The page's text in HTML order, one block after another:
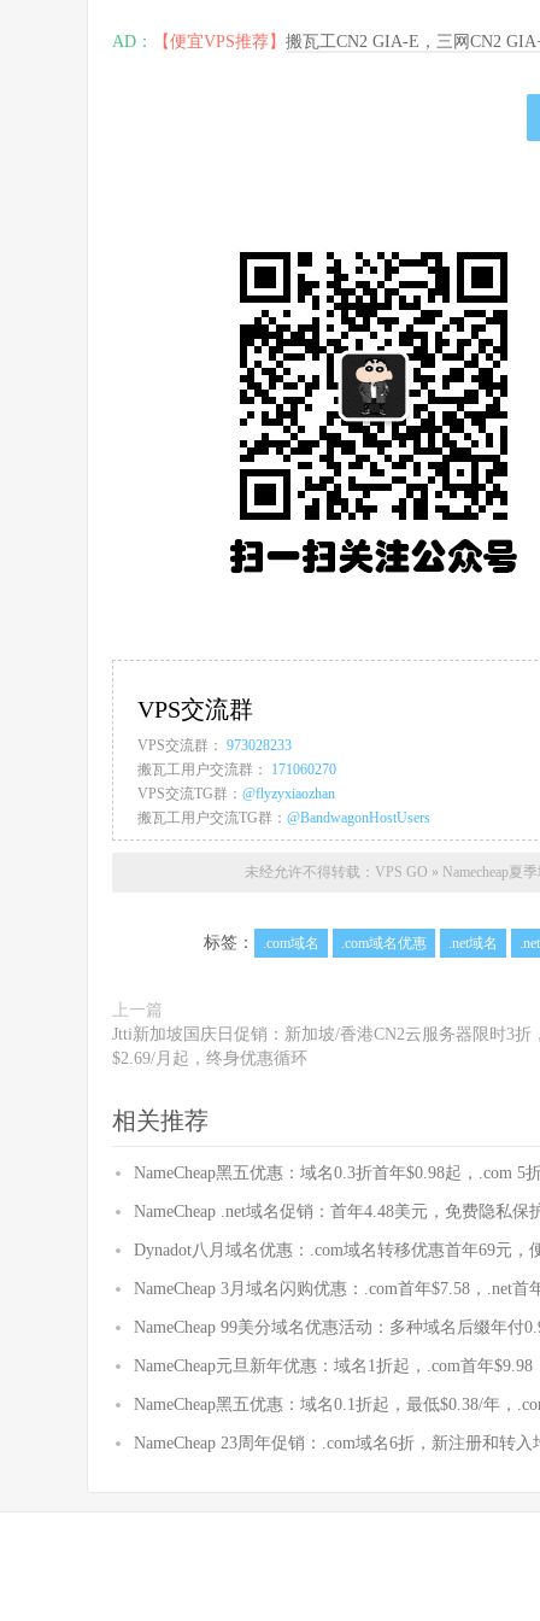
AD： 【便宜VPS推荐】 搬瓦工CN2 GIA-E，三网CN2
VPS交流群
VPS交流群： 973028233
搬瓦工用户交流群： 171060270
VPS交流TG群： @flyzyxiaozhan
搬瓦工用户交流TG群： @BandwagonHostUsers
未经允许不得转载： VPS GO » Namecheap夏
标签： .com域名 .com域名优惠 .net域名
上一篇
Jtti新加坡国庆日促销：新加坡/香港CN2云服务器限时3折
$2.69/月起，终身优惠循环
相关推荐
NameCheap黑五优惠：域名0.3折首年$0.98起，.com 5
NameCheap .net域名促销：首年4.48美元，免费隐私保
Dynadot八月域名优惠：.com域名转移优惠首年69元，
NameCheap 3月域名闪购优惠：.com首年$7.58，.net首
NameCheap 99美分域名优惠活动：多种域名后缀年付
NameCheap元旦新年优惠：域名1折起，.com首年$9.98
NameCheap黑五优惠：域名0.1折起，最低$0.38/年，
NameCheap 23周年促销：.com域名6折，新注册和转入